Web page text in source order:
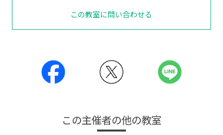
この教室に問い合わせる
この主催者の他の教室